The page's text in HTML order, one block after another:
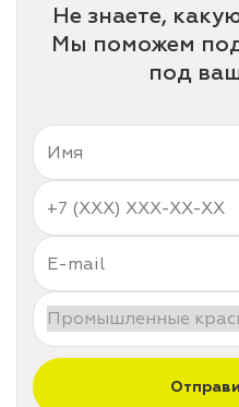
Не знаете,
Мы поможем
под